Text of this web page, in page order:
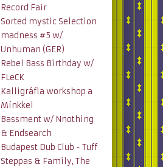
Record Fair
Sorted mystic Selection
madness #5 w/
Unhuman (GER)
Rebel Bass Birthday w/
FLeCK
Kalligráfia workshop a
Mínkkel
Bassment w/ Nnothing
& Endsearch
Budapest Dub Club - Tuff
Steppas & Family, The